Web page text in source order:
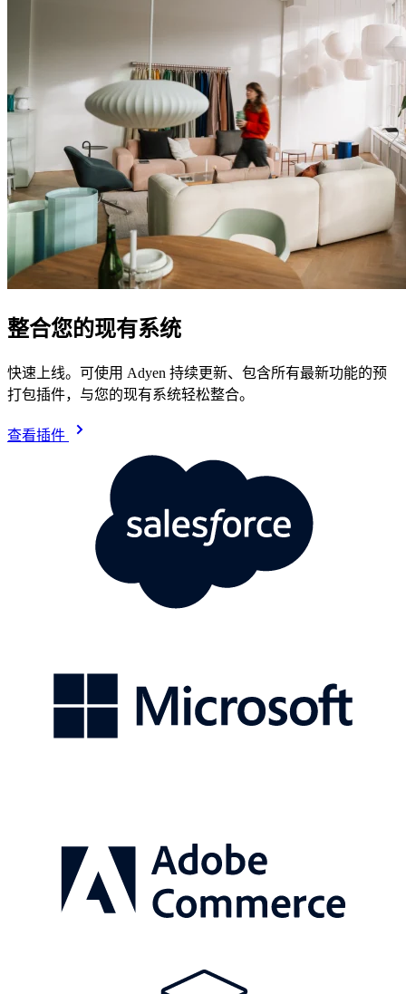
整合您的现有系统
快速上线。可使用 Adyen 持续更新、包含所有最新功能的预
打包插件，与您的现有系统轻松整合。
查看插件